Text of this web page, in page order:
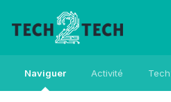
Naviguer Activité